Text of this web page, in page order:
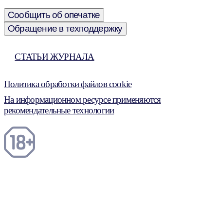
Сообщить об опечатке
Обращение в техподдержку
СТАТЬИ ЖУРНАЛА
Политика обработки файлов cookie
На информационном ресурсе применяются
рекомендательные технологии